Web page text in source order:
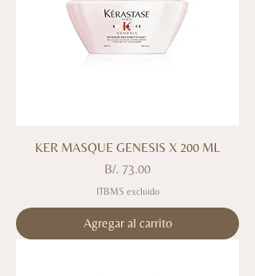
KER MASQUE GENESIS X 200 ML
Precio
B/. 73.00
ITBMS excluido
Agregar al carrito